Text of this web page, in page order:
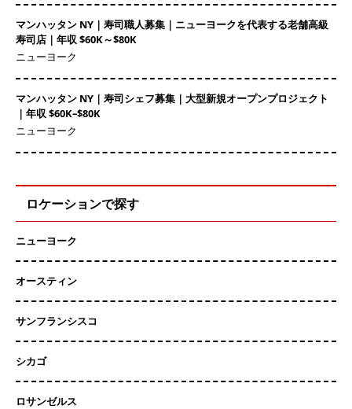
マンハッタン NY｜寿司職人募集｜ニューヨークを代表する老舗高級
寿司店｜年収 $60K～$80K
ニューヨーク
マンハッタン NY｜寿司シェフ募集｜大型新規オープンプロジェクト
｜年収 $60K–$80K
ニューヨーク
ロケーションで探す
ニューヨーク
オースティン
サンフランシスコ
シカゴ
ロサンゼルス